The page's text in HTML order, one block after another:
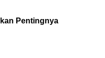
Pentingnya